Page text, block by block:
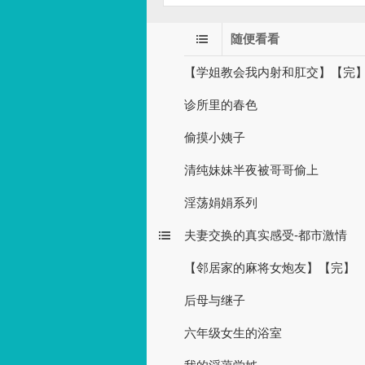
随便看看
【学姐教会我内射和肛交】【完
诊所里的春色
偷摸小姨子
清纯妹妹半夜被哥哥偷上
淫荡娟娟系列
夫妻交换的真实感受-都市激情
【邻居家的麻将女炮友】【完】
后母与继子
六年级女生的浴室